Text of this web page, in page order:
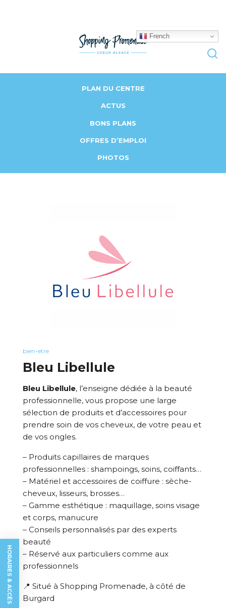
French
PLAN DU CENTRE
ACTUS
BONS PLANS
OFFRES D’EMPLOI
PHOTOS
bien-etre
Bleu Libellule
Bleu Libellule, l’enseigne dédiée à la beauté
professionnelle, vous propose une large
sélection de produits et d’accessoires pour
prendre soin de vos cheveux, de votre peau et
de vos ongles.
– Produits capillaires de marques
professionnelles : shampoings, soins, coiffants…
– Matériel et accessoires de coiffure : sèche-
cheveux, lisseurs, brosses…
– Gamme esthétique : maquillage, soins visage
et corps, manucure
– Conseils personnalisés par des experts
beauté
– Réservé aux particuliers comme aux
professionnels
📍 Situé à Shopping Promenade, à côté de
Burgard
HORAIRES & ACCÈS